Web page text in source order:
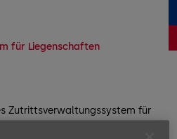
für Liegenschaften
Zutrittsverwaltungssystem für